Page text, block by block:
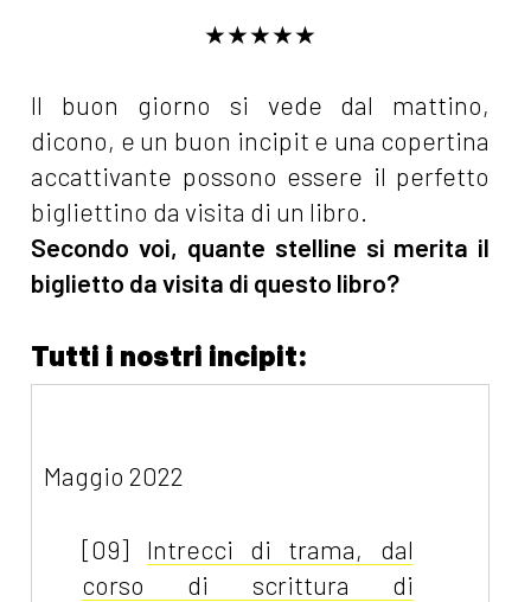
★★★★★
Il buon giorno si vede dal mattino,
dicono, e un buon incipit e una copertina
accattivante possono essere il perfetto
bigliettino da visita di un libro.
Secondo voi, quante stelline si merita il
biglietto da visita di questo libro?
Tutti i nostri incipit:
Maggio 2022
[09] Intrecci di trama, dal
corso di scrittura di